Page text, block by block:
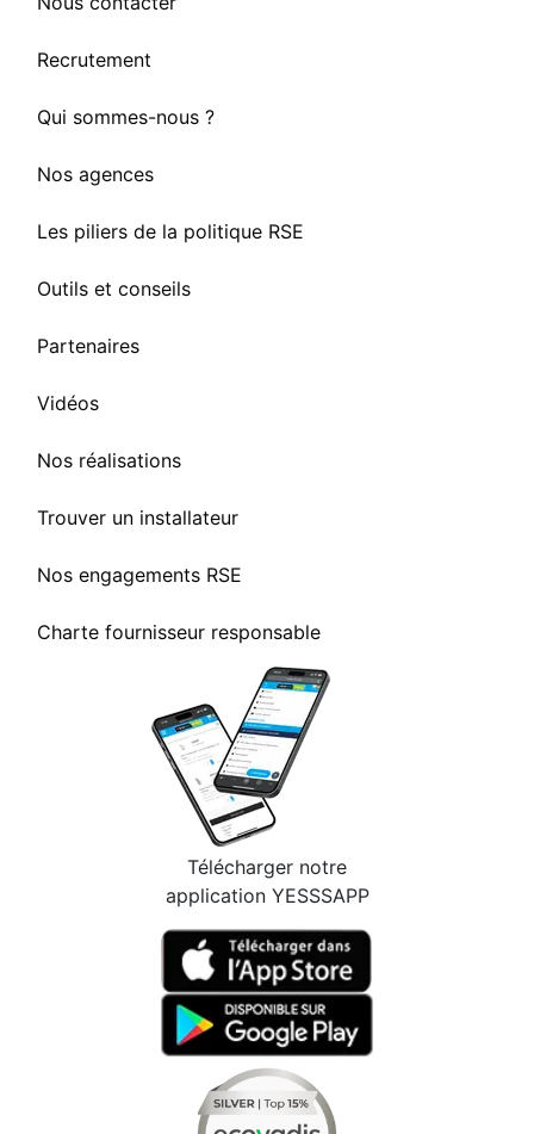
Recrutement
Qui sommes-nous ?
Nos agences
Les piliers de la politique RSE
Outils et conseils
Partenaires
Vidéos
Nos réalisations
Trouver un installateur
Nos engagements RSE
Charte fournisseur responsable
Télécharger notre
application YESSSAPP